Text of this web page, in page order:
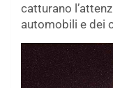
catturano
automobili e dei